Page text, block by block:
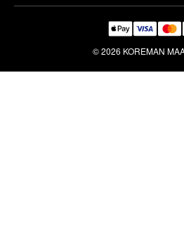
© 2026 KOREMAN